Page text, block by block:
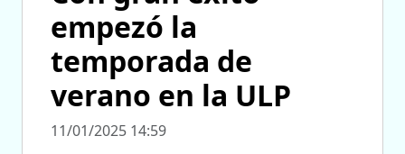
empezó la
temporada de
verano en la ULP
11/01/2025 14:59